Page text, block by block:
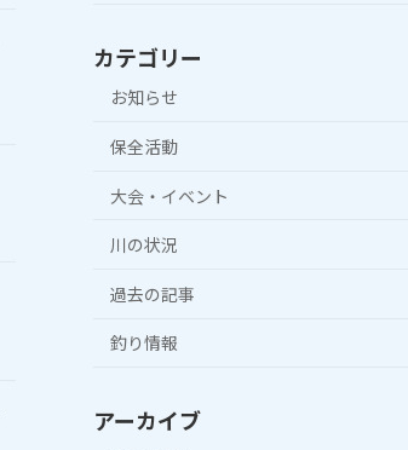
カテゴリー
お知らせ
保全活動
大会・イベント
川の状況
過去の記事
釣り情報
アーカイブ